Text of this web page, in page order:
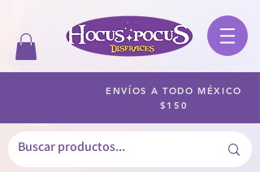
ENVÍOS A TODO MÉXICO
$150